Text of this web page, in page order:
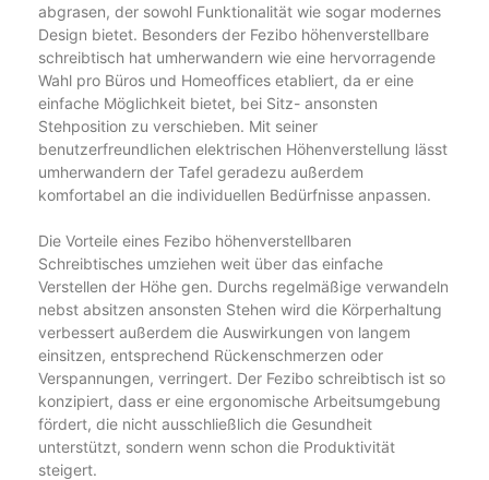
abgrasen, der sowohl Funktionalität wie sogar modernes
Design bietet. Besonders der Fezibo höhenverstellbare
schreibtisch hat umherwandern wie eine hervorragende
Wahl pro Büros und Homeoffices etabliert, da er eine
einfache Möglichkeit bietet, bei Sitz- ansonsten
Stehposition zu verschieben. Mit seiner
benutzerfreundlichen elektrischen Höhenverstellung lässt
umherwandern der Tafel geradezu außerdem
komfortabel an die individuellen Bedürfnisse anpassen.
Die Vorteile eines Fezibo höhenverstellbaren
Schreibtisches umziehen weit über das einfache
Verstellen der Höhe gen. Durchs regelmäßige verwandeln
nebst absitzen ansonsten Stehen wird die Körperhaltung
verbessert außerdem die Auswirkungen von langem
einsitzen, entsprechend Rückenschmerzen oder
Verspannungen, verringert. Der Fezibo schreibtisch ist so
konzipiert, dass er eine ergonomische Arbeitsumgebung
fördert, die nicht ausschließlich die Gesundheit
unterstützt, sondern wenn schon die Produktivität
steigert.